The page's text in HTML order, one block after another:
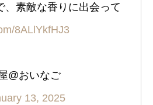
、素敵な香りに出会って
8ALlYkfHJ3
@おいなご
13, 2025